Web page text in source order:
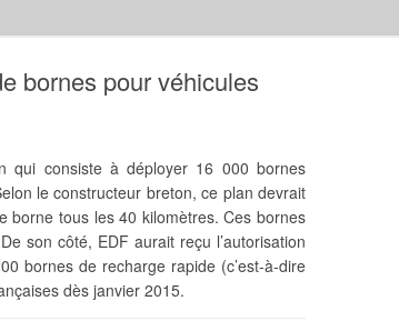
bornes pour véhicules
qui consiste à déployer 16 000 bornes
le constructeur breton, ce plan devrait
borne tous les 40 kilomètres. Ces bornes
son côté, EDF aurait reçu l’autorisation
bornes de recharge rapide (c’est-à-dire
dès janvier 2015.